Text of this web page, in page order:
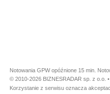
Notowania GPW opóźnione 15 min.
© 2010-2026 BIZNESRADAR sp. z o.o.
Korzystanie z serwisu oznacza